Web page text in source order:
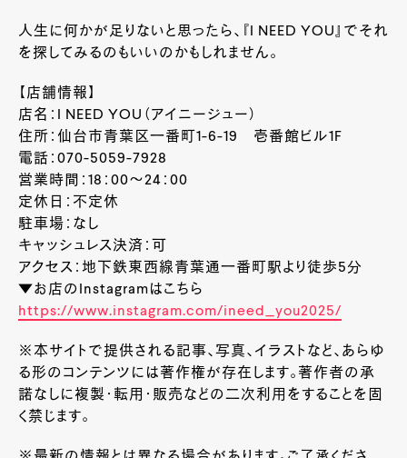
人生に何かが足りないと思ったら、『I NEED YOU』でそれ
を探してみるのもいいのかもしれません。
【店舗情報】
店名：I NEED YOU（アイニージュー）
住所：仙台市青葉区一番町 1-6-19 壱番館ビル1F
電話：070-5059-7928
営業時間： 18 ： 00～24 ： 00
定休日：不定休
駐車場：なし
キャッシュレス決済：可
アクセス：地下鉄東西線青葉通一番町駅より徒歩5分
▼お店のInstagramはこちら
https://www.instagram.com/ineed_you2025/
※本サイトで提供される記事、写真、イラストなど、あらゆ
る形のコンテンツには著作権が存在します。著作者の承
諾なしに複製・転用・販売などの二次利用をすることを固
く禁じます。